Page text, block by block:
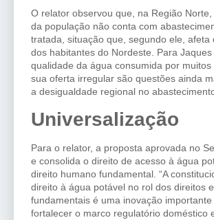
O relator observou que, na Região
da população não conta com
tratada, situação que, segundo ele, afeta
dos habitantes do Nordeste. Para Jaques
qualidade da água consumida por muitos
sua oferta irregular são questões ainda
a desigualdade regional no
Universalização
Para o relator, a proposta aprovada no
e consolida o direito de acesso à água
direito humano fundamental. “A
direito à água potável no rol dos direitos
fundamentais é uma inovação
fortalecer o marco regulatório doméstico